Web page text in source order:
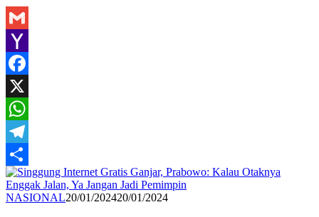
Gmail
Yahoo
Mail
Facebook
X
WhatsApp
Telegram
Share
NASIONALRedaksi
20/01/202420/01/2024